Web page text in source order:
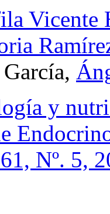
Vicente
y
Nº. 5,